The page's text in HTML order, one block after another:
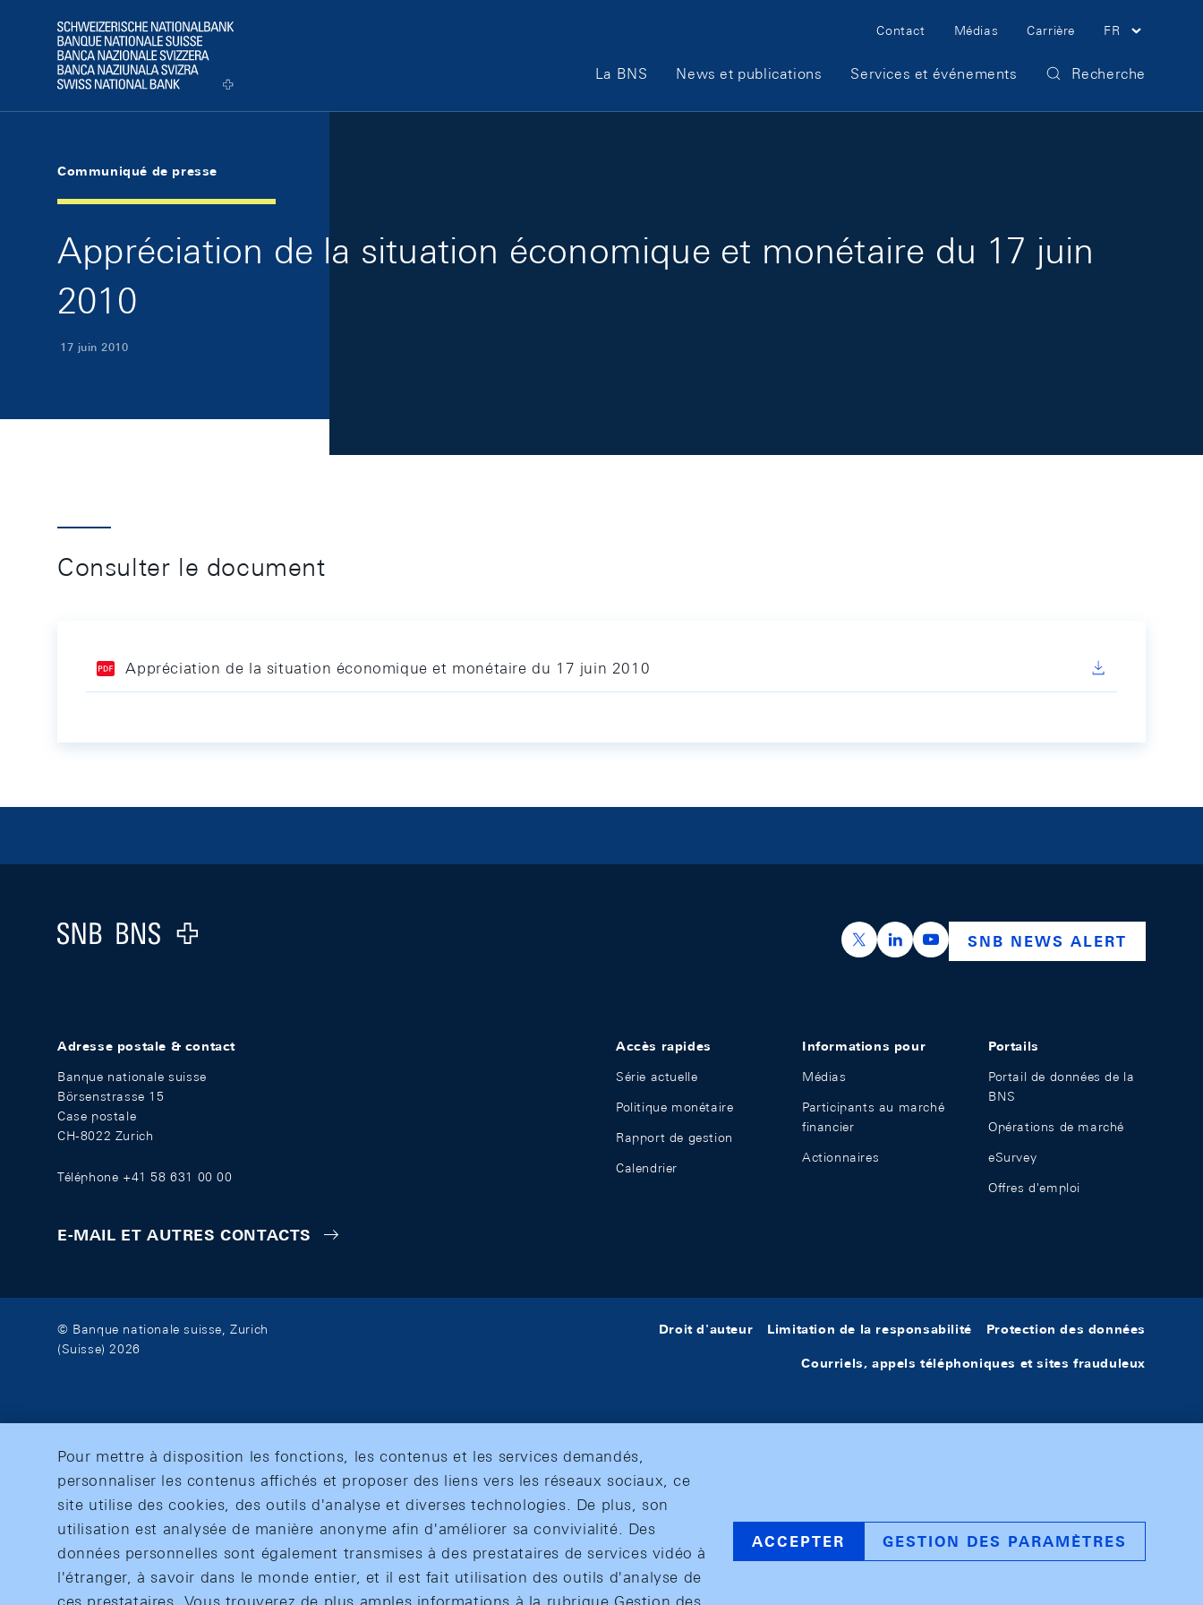
Logo
Meta Navigation
Contact Médias Carrière FR
Main Navigation
La BNS News et publications Services et événements Recherche
Communiqué de presse
Appréciation de la situation économique et monétaire du 17 juin
2010
17 juin 2010
Consulter le document
Appréciation de la situation économique et monétaire du 17 juin 2010
Logo
https://x.com/snb_bns
https://ch.linkedin.com/company/swiss-
https://www.youtube.com/
SNB NEWS ALERT
Adresse postale & contact
Banque nationale suisse
Börsenstrasse 15
Case postale
CH-8022 Zurich
Téléphone +41 58 631 00 00
E-MAIL ET AUTRES CONTACTS
Accès rapides
Série actuelle
Politique monétaire
Rapport de gestion
Calendrier
Informations pour
Médias
Participants au marché
financier
Actionnaires
Portails
Portail de données de la
BNS
Opérations de marché
eSurvey
Offres d'emploi
© Banque nationale suisse, Zurich
(Suisse) 2026
Droit d'auteur Limitation de la responsabilité Protection des données
Courriels, appels téléphoniques et sites frauduleux
Pour mettre à disposition les fonctions, les contenus et les services demandés,
personnaliser les contenus affichés et proposer des liens vers les réseaux sociaux, ce
site utilise des cookies, des outils d'analyse et diverses technologies. De plus, son
utilisation est analysée de manière anonyme afin d'améliorer sa convivialité. Des
données personnelles sont également transmises à des prestataires de services vidéo à
l'étranger, à savoir dans le monde entier, et il est fait utilisation des outils d'analyse de
ACCEPTER GESTION DES PARAMÈTRES